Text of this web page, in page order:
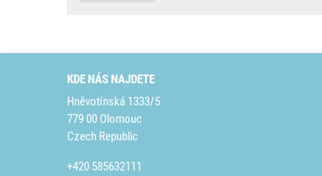
KDE NÁS NAJDETE
Hněvotínská 1333/5
779 00 Olomouc
Czech Republic
+420 585632111